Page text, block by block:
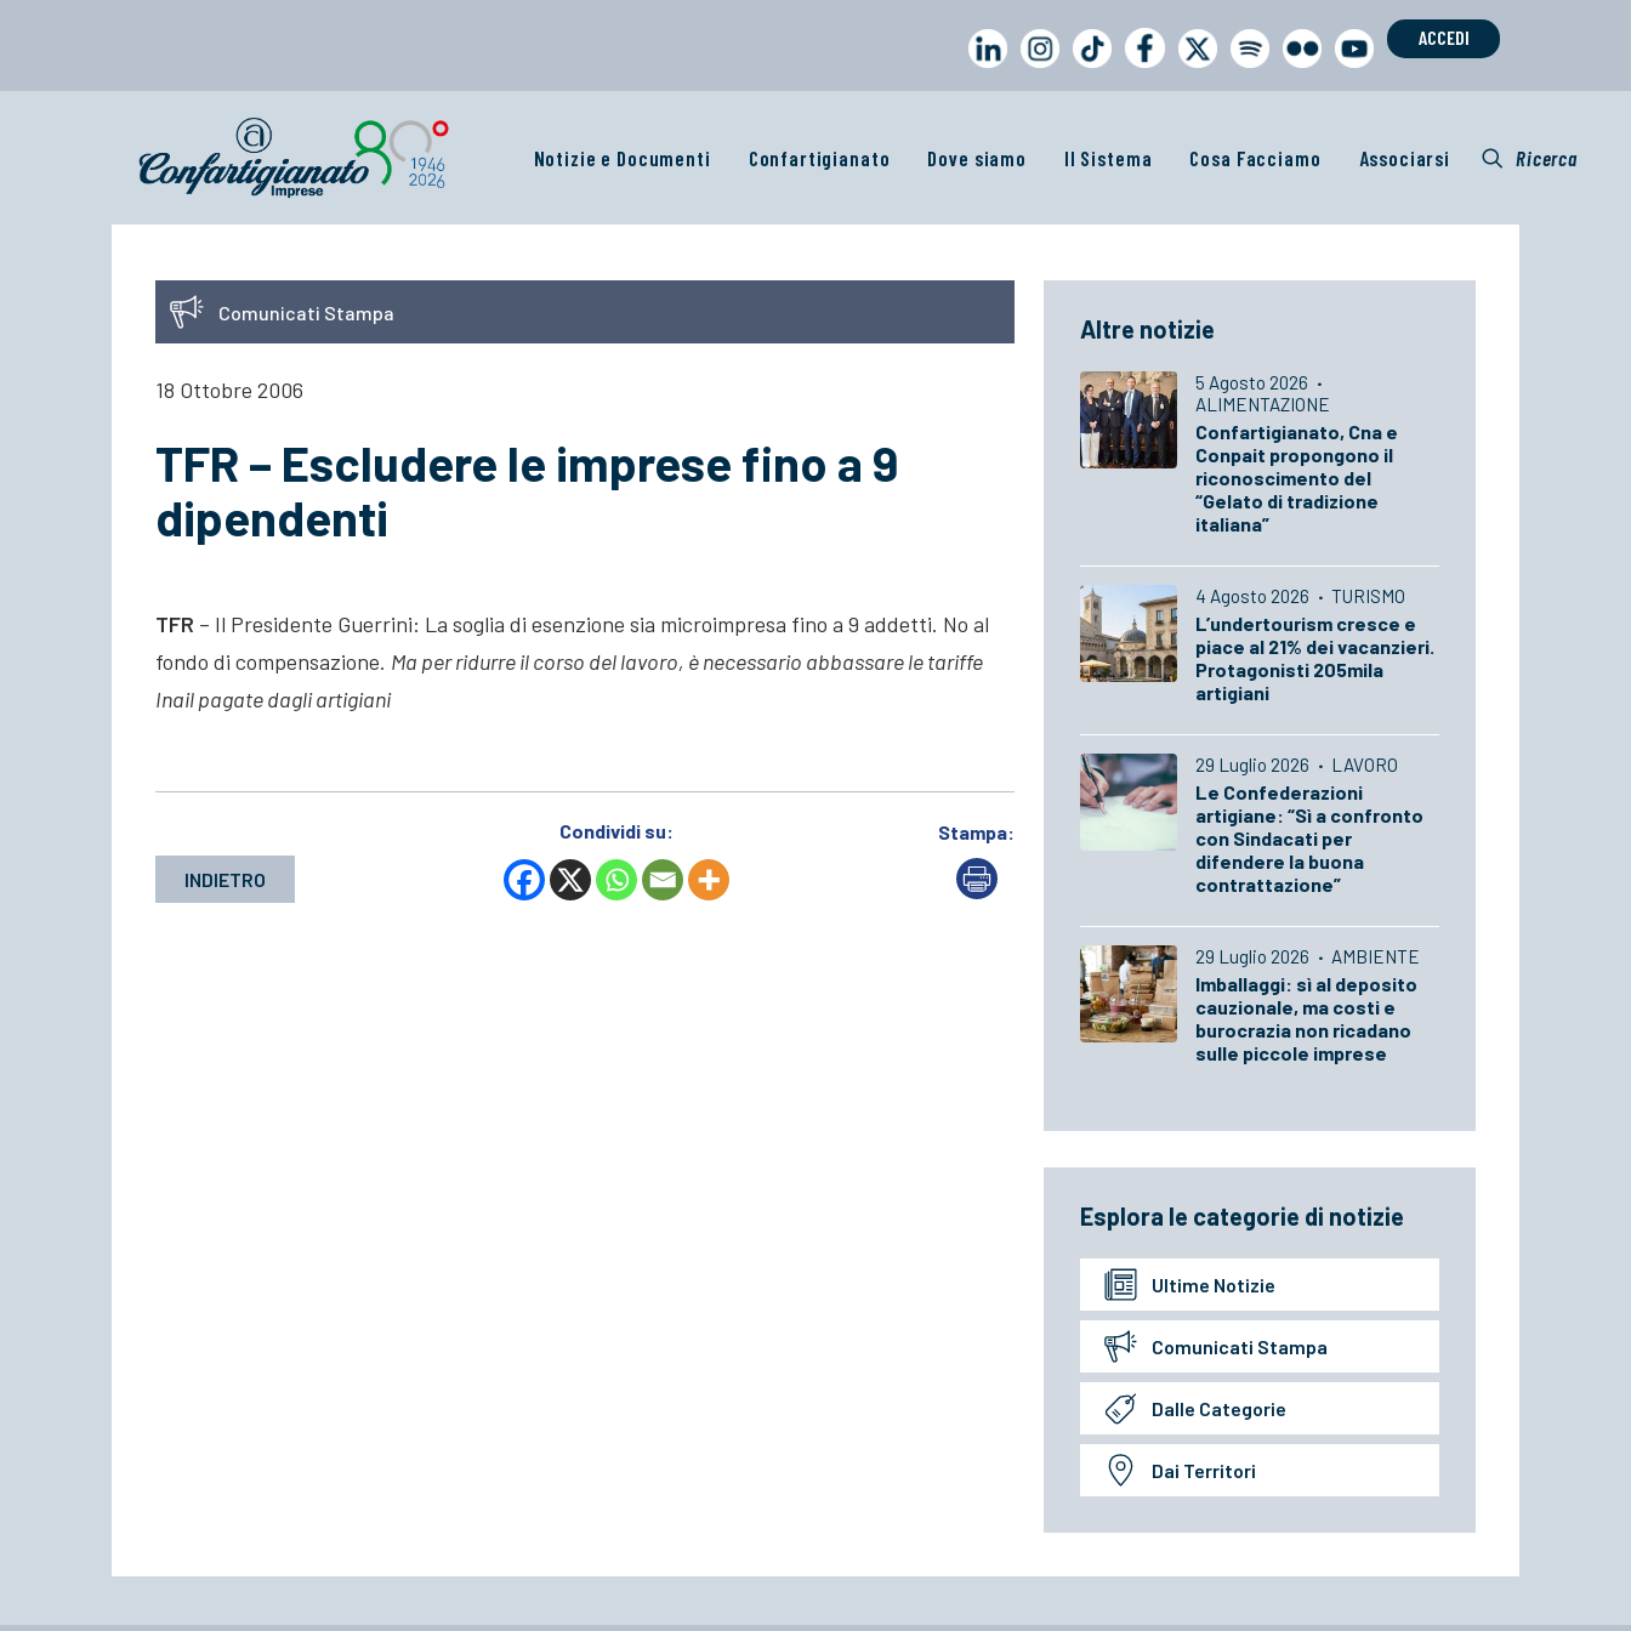
ACCEDI
Notizie e Documenti Confartigianato Dove siamo Il Sistema Cosa Facciamo Associarsi Ricerca
Comunicati Stampa
18 Ottobre 2006
TFR – Escludere le imprese fino a 9
dipendenti
TFR – Il Presidente Guerrini: La soglia di esenzione sia microimpresa fino a 9 addetti. No al
fondo di compensazione. Ma per ridurre il corso del lavoro, è necessario abbassare le tariffe
Inail pagate dagli artigiani
INDIETRO
Condividi su: Stampa:
Altre notizie
5 Agosto 2026 ·
ALIMENTAZIONE
Confartigianato, Cna e
Conpait propongono il
riconoscimento del
“Gelato di tradizione
italiana”
4 Agosto 2026 · TURISMO
L’undertourism cresce e
piace al 21% dei vacanzieri.
Protagonisti 205mila
artigiani
29 Luglio 2026 · LAVORO
Le Confederazioni
artigiane: “Sì a confronto
con Sindacati per
difendere la buona
contrattazione”
29 Luglio 2026 · AMBIENTE
Imballaggi: sì al deposito
cauzionale, ma costi e
burocrazia non ricadano
sulle piccole imprese
Esplora le categorie di notizie
Ultime Notizie
Comunicati Stampa
Dalle Categorie
Dai Territori